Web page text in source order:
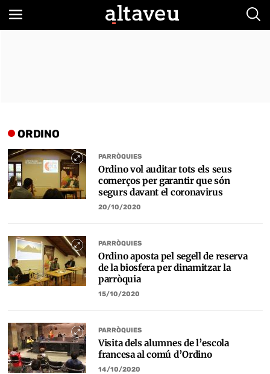
ORDINO
PARRÒQUIES
Ordino vol auditar tots els seus
comerços per garantir que són
segurs davant el coronavirus
20/10/2020
PARRÒQUIES
Ordino aposta pel segell de reserva
de la biosfera per dinamitzar la
parròquia
15/10/2020
PARRÒQUIES
Visita dels alumnes de l’escola
francesa al comú d’Ordino
14/10/2020